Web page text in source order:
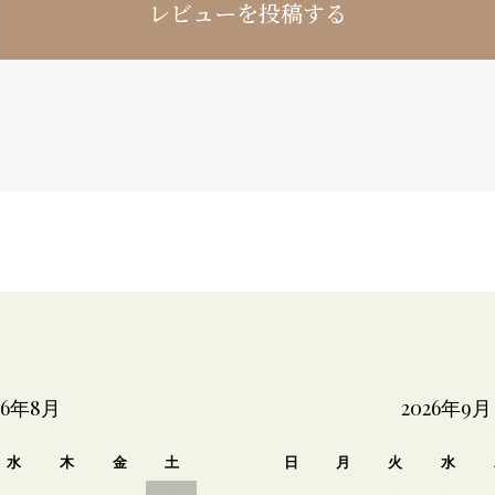
レビューを投稿する
年8月
水 木 金
土
2026年9月
日 月 火 水